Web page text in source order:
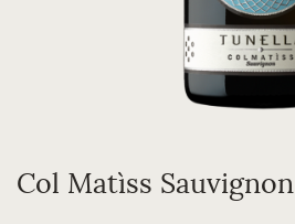
Col Matìss Sauvignon